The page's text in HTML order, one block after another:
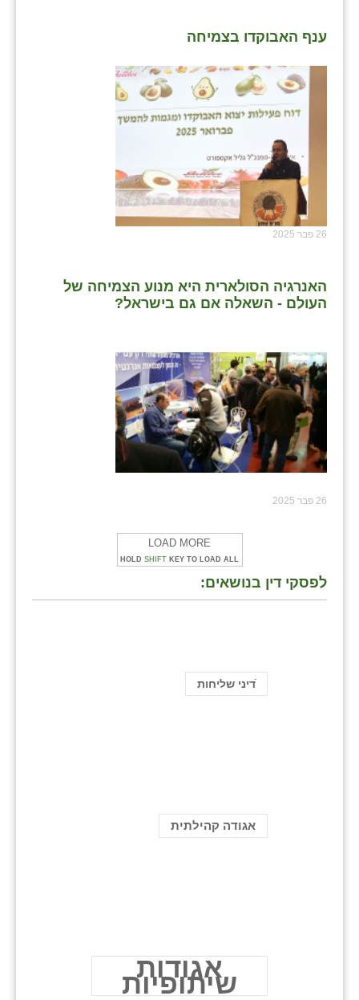
ענף האבוקדו בצמיחה
26 פבר 2025
האנרגיה הסולארית היא מנוע הצמיחה של
העולם - השאלה אם גם בישראל?
26 פבר 2025
LOAD MORE
HOLD SHIFT KEY TO LOAD ALL
לפסקי דין בנושאים:
ֿדיני שליחות
אגודה קהילתית
אגודות
שיתופיות